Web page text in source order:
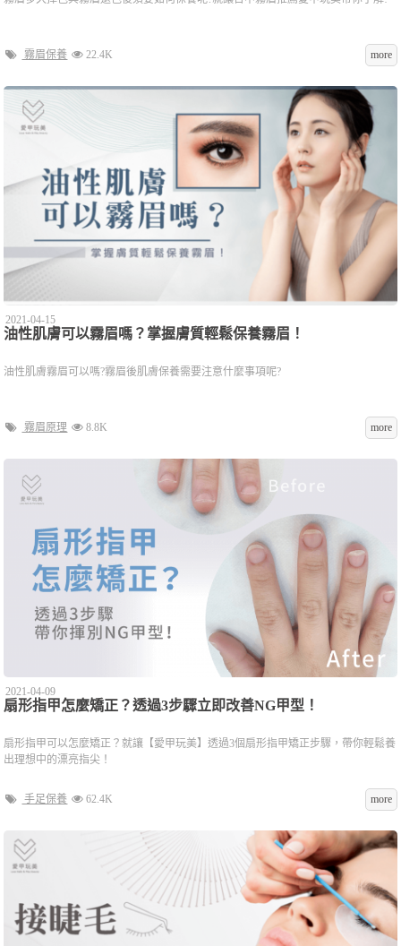
霧眉保養 22.4K more
2021-04-15
油性肌膚可以霧眉嗎？掌握膚質輕鬆保養霧眉！
油性肌膚霧眉可以嗎?霧眉後肌膚保養需要注意什麼事項呢?
霧眉原理 8.8K more
2021-04-09
扇形指甲怎麼矯正？透過3步驟立即改善NG甲型！
扇形指甲可以怎麼矯正？就讓【愛甲玩美】透過3個扇形指甲矯正步驟，帶你輕鬆養
出理想中的漂亮指尖！
手足保養 62.4K more